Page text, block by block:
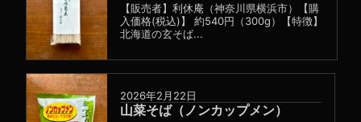
【販売者】利休庵（神奈川県横浜市）【購
入価格(税込)】 約540円（300g）【特徴】
北海道の玄そば...
2026年2月22日
山菜そば（ノンカップメン）